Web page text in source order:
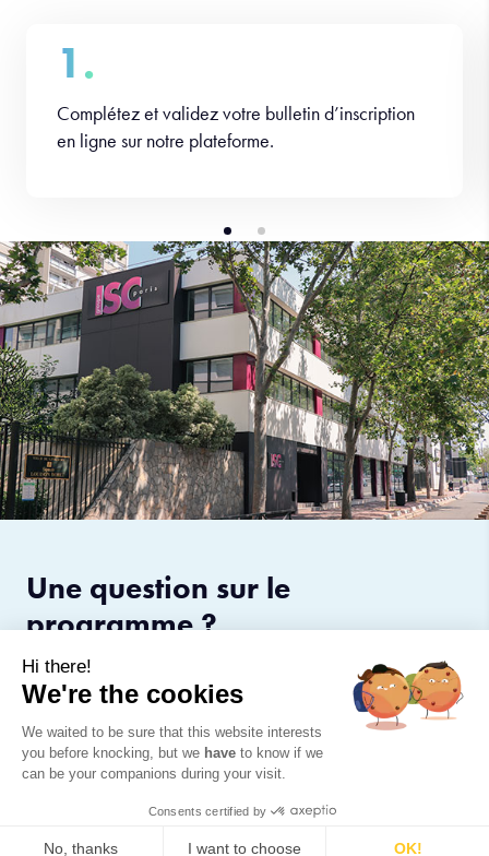
1.
Complétez et validez votre bulletin d’inscription
en ligne sur notre plateforme.
Une question sur le
programme ?
Amel Leduc
01 40 53 79 08
formationcontinue@iscparis.com
Hi there!
We're the cookies
We waited to be sure that this website interests
you before knocking, but we have to know if we
can be your companions during your visit.
Consents certified by
No, thanks I want to choose OK!